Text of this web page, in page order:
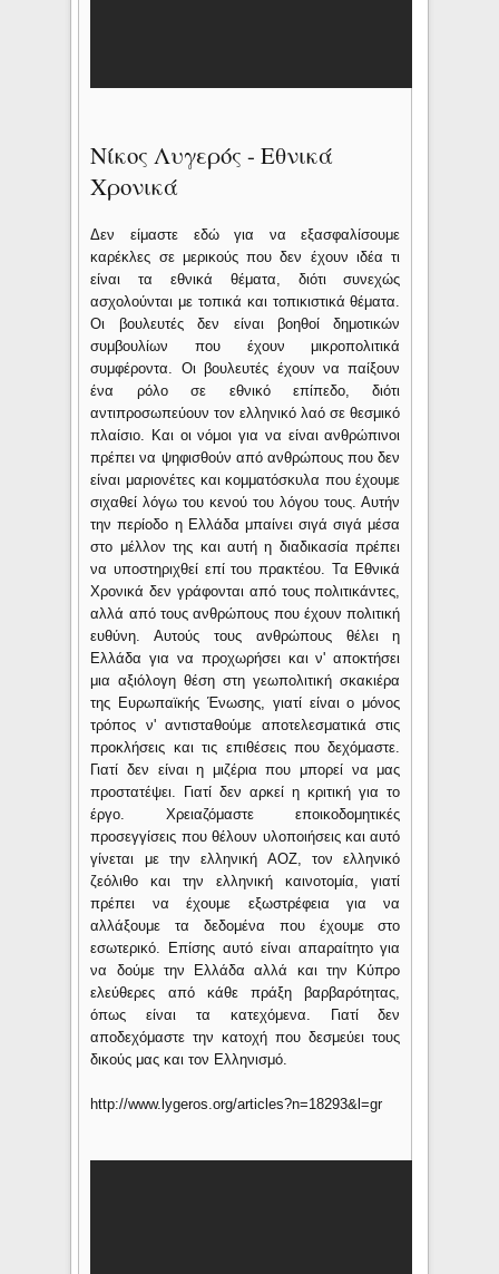
Νίκος Λυγερός - Εθνικά
Χρονικά
Δεν είμαστε εδώ για να εξασφαλίσουμε
καρέκλες σε μερικούς που δεν έχουν ιδέα τι
είναι τα εθνικά θέματα, διότι συνεχώς
ασχολούνται με τοπικά και τοπικιστικά θέματα.
Οι βουλευτές δεν είναι βοηθοί δημοτικών
συμβουλίων που έχουν μικροπολιτικά
συμφέροντα. Οι βουλευτές έχουν να παίξουν
ένα ρόλο σε εθνικό επίπεδο, διότι
αντιπροσωπεύουν τον ελληνικό λαό σε θεσμικό
πλαίσιο. Και οι νόμοι για να είναι ανθρώπινοι
πρέπει να ψηφισθούν από ανθρώπους που δεν
είναι μαριονέτες και κομματόσκυλα που έχουμε
σιχαθεί λόγω του κενού του λόγου τους. Αυτήν
την περίοδο η Ελλάδα μπαίνει σιγά σιγά μέσα
στο μέλλον της και αυτή η διαδικασία πρέπει
να υποστηριχθεί επί του πρακτέου. Τα Εθνικά
Χρονικά δεν γράφονται από τους πολιτικάντες,
αλλά από τους ανθρώπους που έχουν πολιτική
ευθύνη. Αυτούς τους ανθρώπους θέλει η
Ελλάδα για να προχωρήσει και ν' αποκτήσει
μια αξιόλογη θέση στη γεωπολιτική σκακιέρα
της Ευρωπαϊκής Ένωσης, γιατί είναι ο μόνος
τρόπος ν' αντισταθούμε αποτελεσματικά στις
προκλήσεις και τις επιθέσεις που δεχόμαστε.
Γιατί δεν είναι η μιζέρια που μπορεί να μας
προστατέψει. Γιατί δεν αρκεί η κριτική για το
έργο. Χρειαζόμαστε εποικοδομητικές
προσεγγίσεις που θέλουν υλοποιήσεις και αυτό
γίνεται με την ελληνική ΑΟΖ, τον ελληνικό
ζεόλιθο και την ελληνική καινοτομία, γιατί
πρέπει να έχουμε εξωστρέφεια για να
αλλάξουμε τα δεδομένα που έχουμε στο
εσωτερικό. Επίσης αυτό είναι απαραίτητο για
να δούμε την Ελλάδα αλλά και την Κύπρο
ελεύθερες από κάθε πράξη βαρβαρότητας,
όπως είναι τα κατεχόμενα. Γιατί δεν
αποδεχόμαστε την κατοχή που δεσμεύει τους
δικούς μας και τον Ελληνισμό.
http://www.lygeros.org/articles?n=18293&l=gr